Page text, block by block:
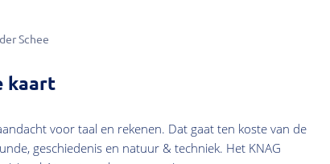
Schee
kaart
voor taal en rekenen. Dat gaat ten koste van de
geschiedenis en natuur & techniek. Het KNAG